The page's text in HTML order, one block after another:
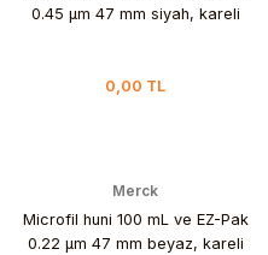
0.45 µm 47 mm siyah, kareli
0,00 TL
Merck
Microfil huni 100 mL ve EZ-Pak
0.22 µm 47 mm beyaz, kareli